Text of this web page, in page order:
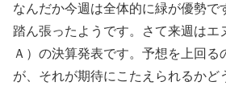
なんだか今週は全体的に緑が優勢で
踏ん張ったようです。さて来週はエ
Ａ）の決算発表です。予想を上回る
が、それが期待にこたえられるかど